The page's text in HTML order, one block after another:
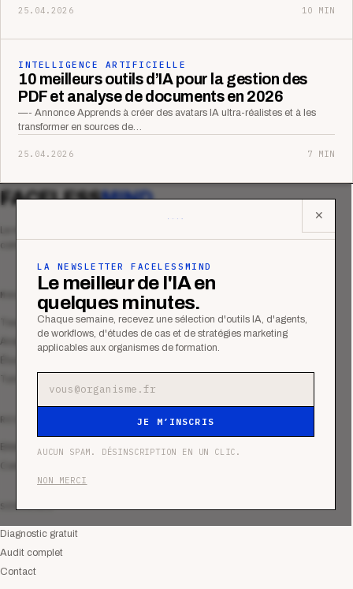
25.04.2026 10 MIN
INTELLIGENCE ARTIFICIELLE
10 meilleurs outils d’IA pour la gestion des
PDF et analyse de documents en 2026
—- Annonce Apprends à créer des avatars IA ultra-réalistes et à les
transformer en sources de…
25.04.2026 7 MIN
✕
LA NEWSLETTER FACELESSMIND
Le meilleur de l'IA en
quelques minutes.
Chaque semaine, recevez une sélection d'outils IA, d'agents,
de workflows, d'études de cas et de stratégies marketing
applicables aux organismes de formation.
JE M’INSCRIS
AUCUN SPAM. DÉSINSCRIPTION EN UN CLIC.
NON MERCI
FACELESSMIND
Le média qui mesurent la performance
commerciale des organismes de formation.
MAGAZINE
Tous les articles
Analyses
Tutoriels
RESSOURCES
Bibliothèque
Communauté
SERVICES
Diagnostic gratuit
Audit complet
Contact